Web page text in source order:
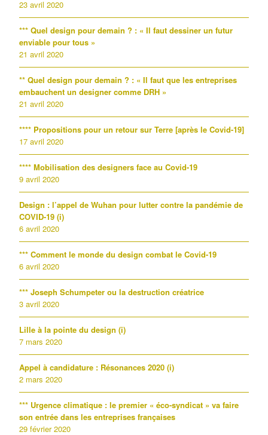
23 avril 2020
*** Quel design pour demain ? : « Il faut dessiner un futur
enviable pour tous »
21 avril 2020
** Quel design pour demain ? : « Il faut que les entreprises
embauchent un designer comme DRH »
21 avril 2020
**** Propositions pour un retour sur Terre [après le Covid-19]
17 avril 2020
**** Mobilisation des designers face au Covid-19
9 avril 2020
Design : l’appel de Wuhan pour lutter contre la pandémie de
COVID-19 (i)
6 avril 2020
*** Comment le monde du design combat le Covid-19
6 avril 2020
*** Joseph Schumpeter ou la destruction créatrice
3 avril 2020
Lille à la pointe du design (i)
7 mars 2020
Appel à candidature : Résonances 2020 (i)
2 mars 2020
*** Urgence climatique : le premier « éco-syndicat » va faire
son entrée dans les entreprises françaises
29 février 2020